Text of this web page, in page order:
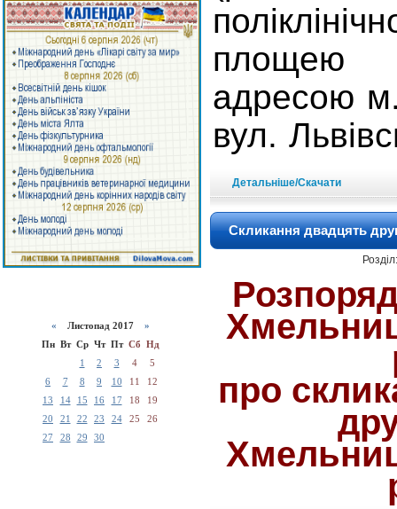
« Листопад 2017 »
Пн Вт Ср Чт Пт Сб Нд
1
2 3 4
5
6
7 8 9 10 11
12
13
14 15 16 17 18
19
20
21 22 23 24 25
26
27
28 29 30
площею
адресою
вул.
Детальніше/Скачати
Скликання двадцять
про